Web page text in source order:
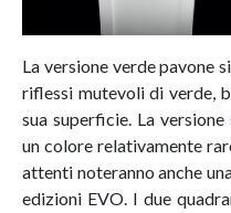
La versione verde pavone
riflessi mutevoli di verde,
sua superficie. La
un colore relativamente
attenti noteranno anche
edizioni EVO. I due